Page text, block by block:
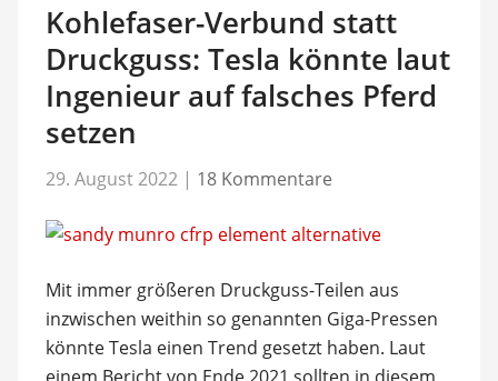
Kohlefaser-Verbund statt
Druckguss: Tesla könnte laut
Ingenieur auf falsches Pferd
setzen
29. August 2022 | 18 Kommentare
Mit immer größeren Druckguss-Teilen aus
inzwischen weithin so genannten Giga-Pressen
könnte Tesla einen Trend gesetzt haben. Laut